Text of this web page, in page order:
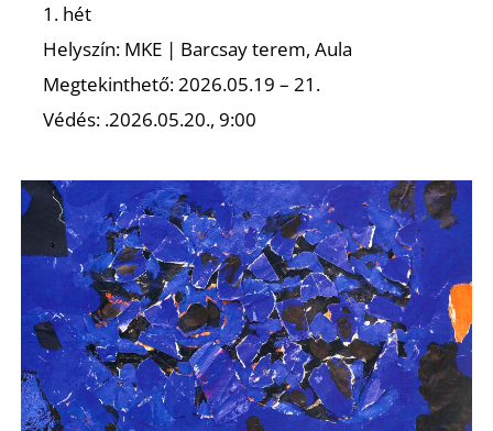
1. hét
Helyszín: MKE | Barcsay terem, Aula
Megtekinthető: 2026.05.19 – 21.
Védés: .2026.05.20., 9:00